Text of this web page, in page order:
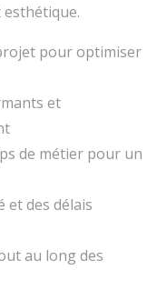
pour optimiser
et
de métier pour un
et des délais
au long des